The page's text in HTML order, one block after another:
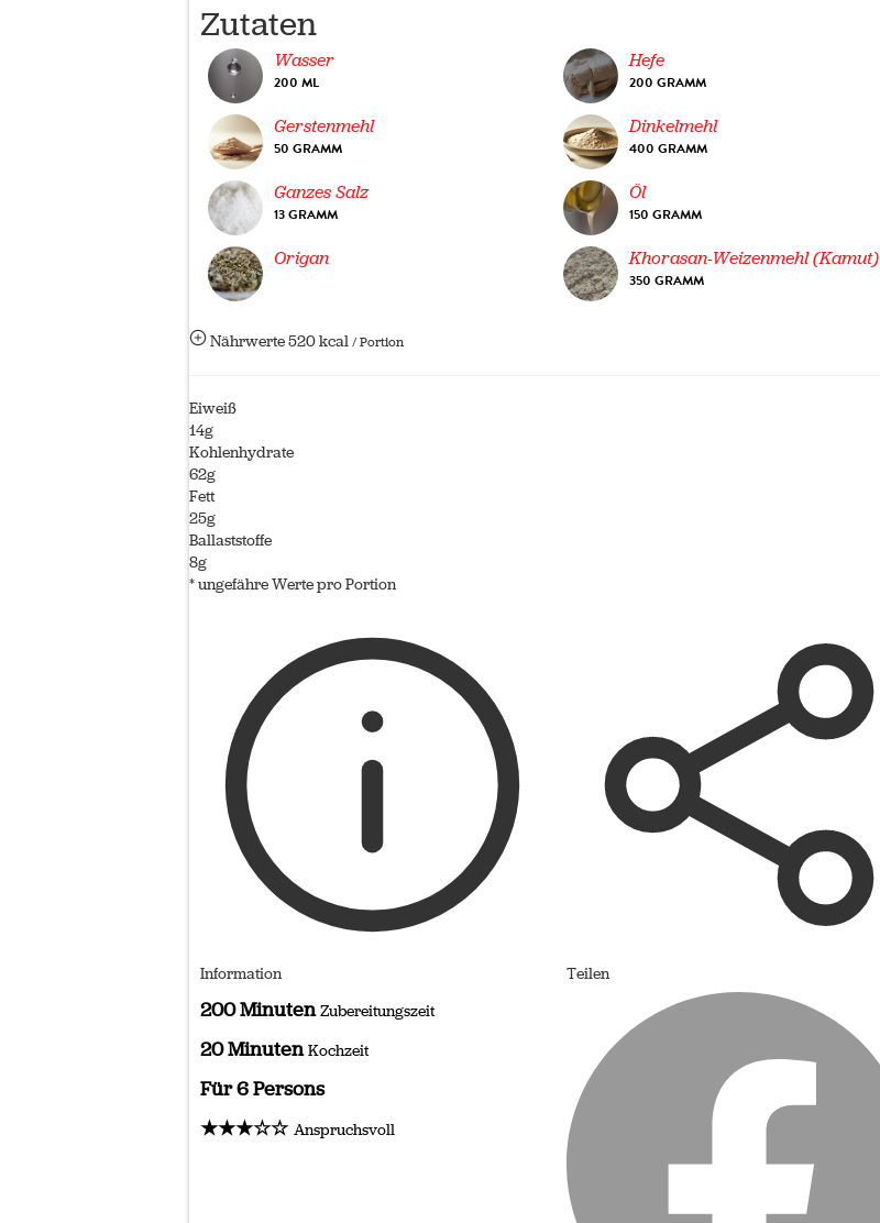
Zutaten
Wasser
200 ML
Hefe
200 GRAMM
Gerstenmehl
50 GRAMM
Dinkelmehl
400 GRAMM
Ganzes Salz
13 GRAMM
Öl
150 GRAMM
Origan Khorasan-Weizenmehl (Kamut)
350 GRAMM
Nährwerte520 kcal/ Portion
Eiweiß
14g
Kohlenhydrate
62g
Fett
25g
Ballaststoffe
8g
* ungefähre Werte pro Portion
Information
200 MinutenZubereitungszeit
20 MinutenKochzeit
Für 6 Persons
★★★☆☆ Anspruchsvoll
Teilen